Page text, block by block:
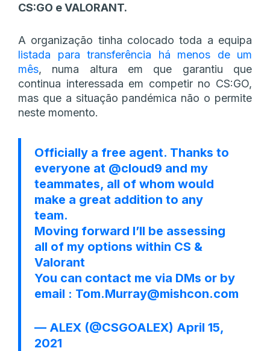
CS:GO e VALORANT.
A organização tinha colocado toda a equipa
listada para transferência há menos de um
mês, numa altura em que garantiu que
continua interessada em competir no CS:GO,
mas que a situação pandémica não o permite
neste momento.
Officially a free agent. Thanks to
everyone at @cloud9 and my
teammates, all of whom would
make a great addition to any
team.
Moving forward I’ll be assessing
all of my options within CS &
Valorant
You can contact me via DMs or by
email : Tom.Murray@mishcon.com
— ALEX (@CSGOALEX) April 15,
2021